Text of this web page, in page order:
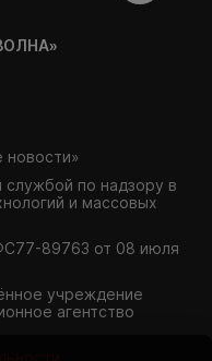
новости»
по надзору в
и массовых
89763 от 08 июля
учреждение
агентство